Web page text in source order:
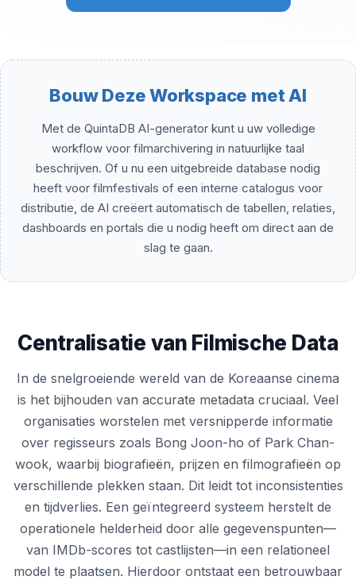
Bouw Deze Workspace met AI
Met de QuintaDB AI-generator kunt u uw volledige
workflow voor filmarchivering in natuurlijke taal
beschrijven. Of u nu een uitgebreide database nodig
heeft voor filmfestivals of een interne catalogus voor
distributie, de AI creëert automatisch de tabellen, relaties,
dashboards en portals die u nodig heeft om direct aan de
slag te gaan.
Centralisatie van Filmische Data
In de snelgroeiende wereld van de Koreaanse cinema
is het bijhouden van accurate metadata cruciaal. Veel
organisaties worstelen met versnipperde informatie
over regisseurs zoals Bong Joon-ho of Park Chan-
wook, waarbij biografieën, prijzen en filmografieën op
verschillende plekken staan. Dit leidt tot inconsistenties
en tijdverlies. Een geïntegreerd systeem herstelt de
operationele helderheid door alle gegevenspunten—
van IMDb-scores tot castlijsten—in een relationeel
model te plaatsen. Hierdoor ontstaat een betrouwbaar